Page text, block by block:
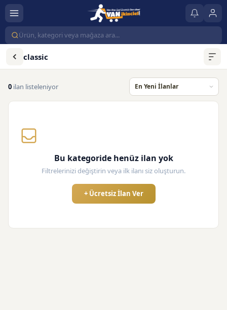
classic
0 ilan listeleniyor
Bu kategoride henüz ilan yok
Filtrelerinizi değiştirin veya ilk ilanı siz oluşturun.
+ Ücretsiz İlan Ver